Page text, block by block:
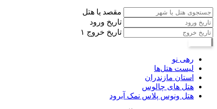
مقصد یا هتل
تاریخ ورود
تاریخ خروج ۱
رهی نو
لیست هتل‌ها
استان مازندران
هتل های چالوس
هتل ونوس پلاس نمک آبرود